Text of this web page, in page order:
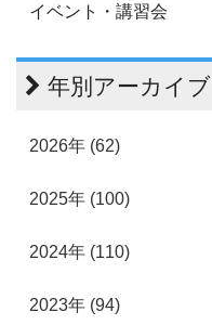
イベント・講習会
年別アーカイブ
2026年 (62)
2025年 (100)
2024年 (110)
2023年 (94)